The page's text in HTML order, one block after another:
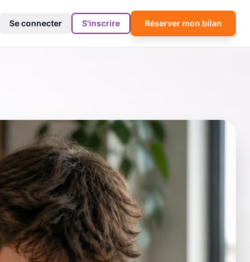
Se connecter S'inscrire Réserver mon bilan